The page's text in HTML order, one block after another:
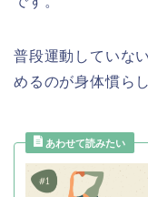
普段運動していな
めるのが身体慣ら